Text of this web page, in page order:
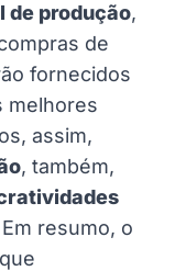
de produção,
de
fornecidos
melhores
assim,
, também,
resumo, o